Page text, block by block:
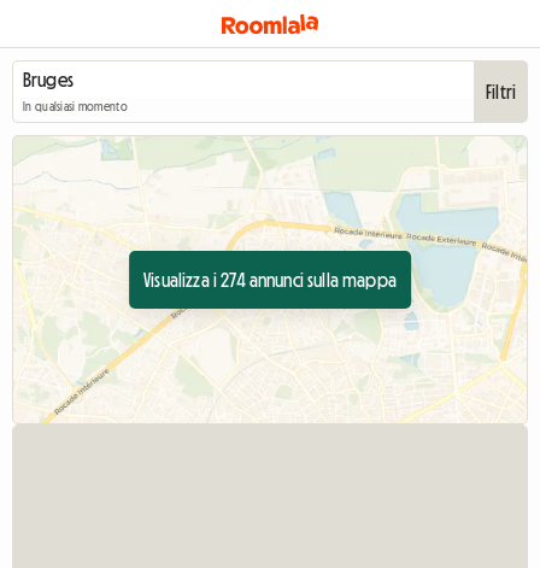
In qualsiasi momento
Filtri
Visualizza i 274 annunci sulla mappa